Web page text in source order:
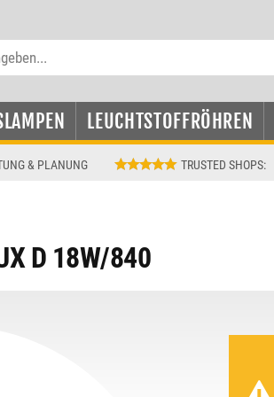
LEUCHTSTOFFRÖHREN
& PLANUNG TRUSTED SHOPS:
D 18W/840